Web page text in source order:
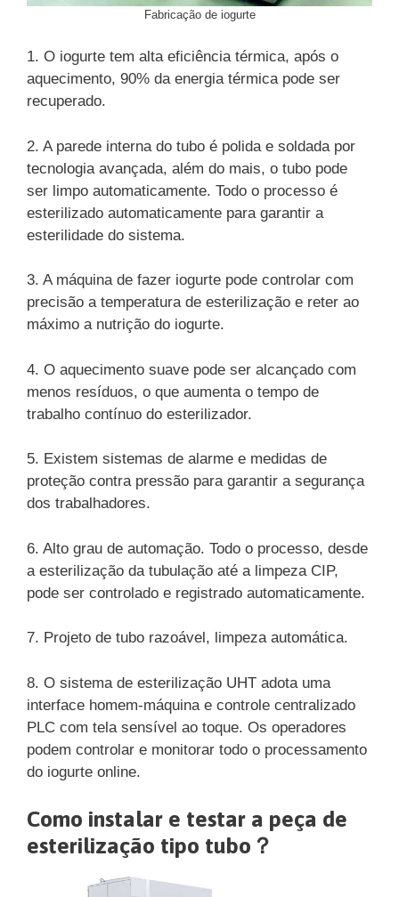
Fabricação de iogurte
1. O iogurte tem alta eficiência térmica, após o
aquecimento, 90% da energia térmica pode ser
recuperado.
2. A parede interna do tubo é polida e soldada por
tecnologia avançada, além do mais, o tubo pode
ser limpo automaticamente. Todo o processo é
esterilizado automaticamente para garantir a
esterilidade do sistema.
3. A máquina de fazer iogurte pode controlar com
precisão a temperatura de esterilização e reter ao
máximo a nutrição do iogurte.
4. O aquecimento suave pode ser alcançado com
menos resíduos, o que aumenta o tempo de
trabalho contínuo do esterilizador.
5. Existem sistemas de alarme e medidas de
proteção contra pressão para garantir a segurança
dos trabalhadores.
6. Alto grau de automação. Todo o processo, desde
a esterilização da tubulação até a limpeza CIP,
pode ser controlado e registrado automaticamente.
7. Projeto de tubo razoável, limpeza automática.
8. O sistema de esterilização UHT adota uma
interface homem-máquina e controle centralizado
PLC com tela sensível ao toque. Os operadores
podem controlar e monitorar todo o processamento
do iogurte online.
Como instalar e testar a peça de
esterilização tipo tubo？